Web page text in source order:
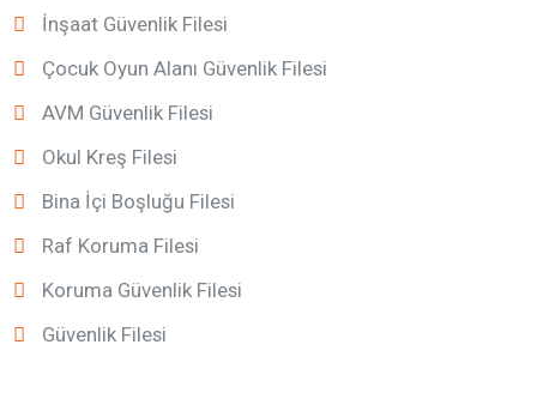
İnşaat Güvenlik Filesi
Çocuk Oyun Alanı Güvenlik Filesi
AVM Güvenlik Filesi
Okul Kreş Filesi
Bina İçi Boşluğu Filesi
Raf Koruma Filesi
Koruma Güvenlik Filesi
Güvenlik Filesi